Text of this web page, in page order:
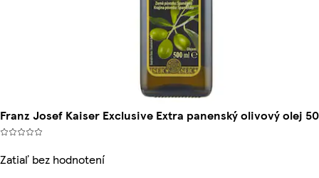
Franz Josef Kaiser Exclusive Extra panenský olivový olej
Zatiaľ bez hodnotení